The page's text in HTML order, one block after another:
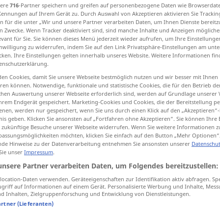
wissenschaftliche Untersuchung
memoir < PL >
memoirmemorandum
716-Partner speichern und greifen auf personenbezogene Daten wie
auf Ihrem Gerät zu. Durch Auswahl von Akzeptieren aktivieren Sie
für die unter „Wir und unsere Partner verarbeiten Daten, um Ihnen Dienste
Zwecke. Wenn Tracker deaktiviert sind, sind manche Inhalte und Anzeigen
für Sie. Sie können dieses Menü jederzeit wieder aufrufen, um Ihre
zu widerrufen, indem Sie auf den Link Privatsphäre-Einstellungen am
Ihre Einstellungen gelten innerhalb unseres Website. Weitere Informationen
Cookies, damit Sie unsere Webseite bestmöglich nutzen und wir besser mit Ihnen
können. Notwendige, funktionale und statistische Cookies, die für den Betrieb
Auswertung unserer Webseite erforderlich sind, werden auf Grundlage unserer
Endgerät gespeichert. Marketing-Cookies und Cookies, die der Bereitstellung
werden nur gespeichert, wenn Sie uns durch einen Klick auf den
geben. Klicken Sie ansonsten auf „Fortfahren ohne Akzeptieren“. Sie können Ihre
Besuche unserer Webseite widerrufen. Wenn Sie weitere Informationen
möchten, klicken Sie einfach auf den Button „Mehr Optionen“.
Hinweise zu der Datenverarbeitung entnehmen Sie ansonsten unserer
unser Impressum.
Partner verarbeiten Daten, um Folgendes bereitzustellen:
Daten verwenden. Geräteeigenschaften zur Identifikation aktiv abfragen.
auf Informationen auf einem Gerät. Personalisierte Werbung und Inhalte,
Inhalten, Zielgruppenforschung und Entwicklung von Dienstleistungen.
(Lieferanten)